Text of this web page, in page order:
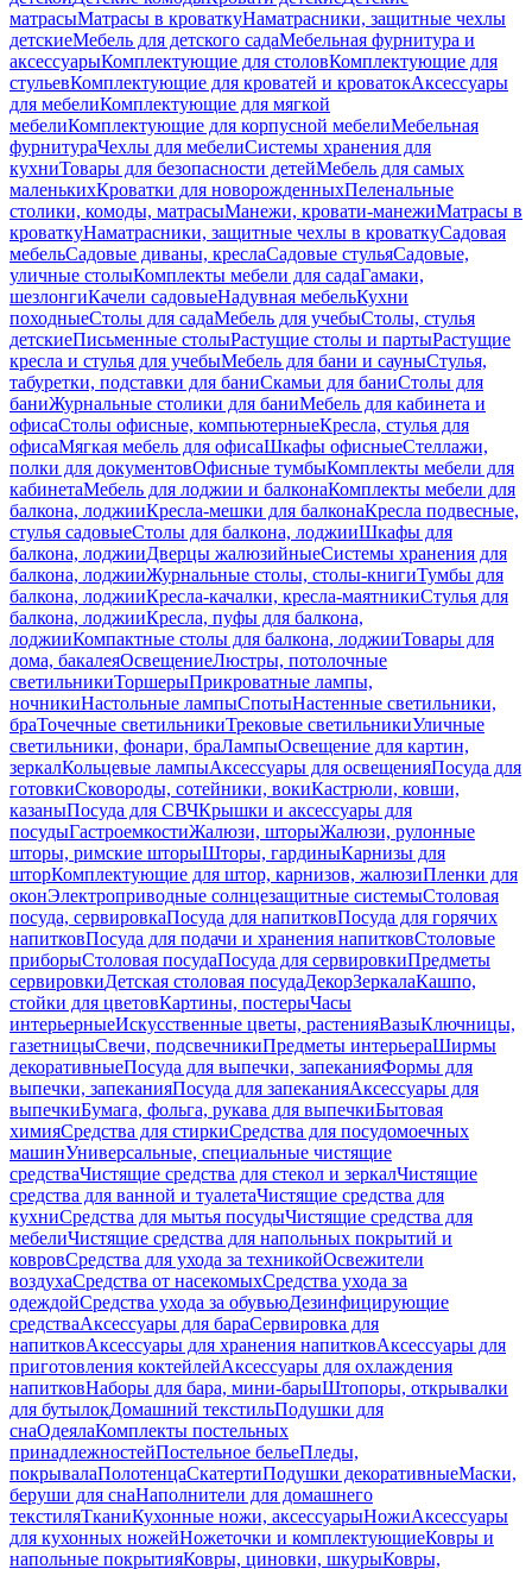
матрасыМатрасы в кроваткуНаматрасники, защитные чехлы
детскиеМебель для детского садаМебельная фурнитура и
аксессуарыКомплектующие для столовКомплектующие для
стульевКомплектующие для кроватей и кроватокАксессуары
для мебелиКомплектующие для мягкой
мебелиКомплектующие для корпусной мебелиМебельная
фурнитураЧехлы для мебелиСистемы хранения для
кухниТовары для безопасности детейМебель для самых
маленькихКроватки для новорожденныхПеленальные
столики, комоды, матрасыМанежи, кровати-манежиМатрасы в
кроваткуНаматрасники, защитные чехлы в кроваткуСадовая
мебельСадовые диваны, креслаСадовые стульяСадовые,
уличные столыКомплекты мебели для садаГамаки,
шезлонгиКачели садовыеНадувная мебельКухни
походныеСтолы для садаМебель для учебыСтолы, стулья
детскиеПисьменные столыРастущие столы и партыРастущие
кресла и стулья для учебыМебель для бани и сауныСтулья,
табуретки, подставки для баниСкамьи для баниСтолы для
баниЖурнальные столики для баниМебель для кабинета и
офисаСтолы офисные, компьютерныеКресла, стулья для
офисаМягкая мебель для офисаШкафы офисныеСтеллажи,
полки для документовОфисные тумбыКомплекты мебели для
кабинетаМебель для лоджии и балконаКомплекты мебели для
балкона, лоджииКресла-мешки для балконаКресла подвесные,
стулья садовыеСтолы для балкона, лоджииШкафы для
балкона, лоджииДверцы жалюзийныеСистемы хранения для
балкона, лоджииЖурнальные столы, столы-книгиТумбы для
балкона, лоджииКресла-качалки, кресла-маятникиСтулья для
балкона, лоджииКресла, пуфы для балкона,
лоджииКомпактные столы для балкона, лоджииТовары для
дома, бакалеяОсвещениеЛюстры, потолочные
светильникиТоршерыПрикроватные лампы,
ночникиНастольные лампыСпотыНастенные светильники,
браТочечные светильникиТрековые светильникиУличные
светильники, фонари, браЛампыОсвещение для картин,
зеркалКольцевые лампыАксессуары для освещенияПосуда для
готовкиСковороды, сотейники, вокиКастрюли, ковши,
казаныПосуда для СВЧКрышки и аксессуары для
посудыГастроемкостиЖалюзи, шторыЖалюзи, рулонные
шторы, римские шторыШторы, гардиныКарнизы для
шторКомплектующие для штор, карнизов, жалюзиПленки для
оконЭлектроприводные солнцезащитные системыСтоловая
посуда, сервировкаПосуда для напитковПосуда для горячих
напитковПосуда для подачи и хранения напитковСтоловые
приборыСтоловая посудаПосуда для сервировкиПредметы
сервировкиДетская столовая посудаДекорЗеркалаКашпо,
стойки для цветовКартины, постерыЧасы
интерьерныеИскусственные цветы, растенияВазыКлючницы,
газетницыСвечи, подсвечникиПредметы интерьераШирмы
декоративныеПосуда для выпечки, запеканияФормы для
выпечки, запеканияПосуда для запеканияАксессуары для
выпечкиБумага, фольга, рукава для выпечкиБытовая
химияСредства для стиркиСредства для посудомоечных
машинУниверсальные, специальные чистящие
средстваЧистящие средства для стекол и зеркалЧистящие
средства для ванной и туалетаЧистящие средства для
кухниСредства для мытья посудыЧистящие средства для
мебелиЧистящие средства для напольных покрытий и
ковровСредства для ухода за техникойОсвежители
воздухаСредства от насекомыхСредства ухода за
одеждойСредства ухода за обувьюДезинфицирующие
средстваАксессуары для бараСервировка для
напитковАксессуары для хранения напитковАксессуары для
приготовления коктейлейАксессуары для охлаждения
напитковНаборы для бара, мини-барыШтопоры, открывалки
для бутылокДомашний текстильПодушки для
снаОдеялаКомплекты постельных
принадлежностейПостельное бельеПледы,
покрывалаПолотенцаСкатертиПодушки декоративныеМаски,
беруши для снаНаполнители для домашнего
текстиляТканиКухонные ножи, аксессуарыНожиАксессуары
для кухонных ножейНожеточки и комплектующиеКовры и
напольные покрытияКовры, циновки, шкурыКовры,